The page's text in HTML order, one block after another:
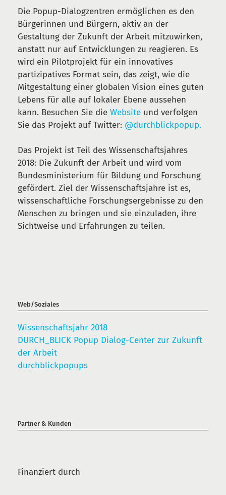
Die Popup-Dialogzentren ermöglichen es den
Bürgerinnen und Bürgern, aktiv an der
Gestaltung der Zukunft der Arbeit mitzuwirken,
anstatt nur auf Entwicklungen zu reagieren. Es
wird ein Pilotprojekt für ein innovatives
partizipatives Format sein, das zeigt, wie die
Mitgestaltung einer globalen Vision eines guten
Lebens für alle auf lokaler Ebene aussehen
kann. Besuchen Sie die Website und verfolgen
Sie das Projekt auf Twitter: @durchblickpopup.
Das Projekt ist Teil des Wissenschaftsjahres
2018: Die Zukunft der Arbeit und wird vom
Bundesministerium für Bildung und Forschung
gefördert. Ziel der Wissenschaftsjahre ist es,
wissenschaftliche Forschungsergebnisse zu den
Menschen zu bringen und sie einzuladen, ihre
Sichtweise und Erfahrungen zu teilen.
Web/Soziales
Wissenschaftsjahr 2018
DURCH_BLICK Popup Dialog-Center zur Zukunft
der Arbeit
durchblickpopups
Partner & Kunden
Finanziert durch